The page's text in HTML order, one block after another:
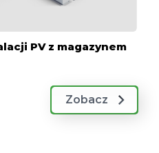
PV z magazynem
Zobacz